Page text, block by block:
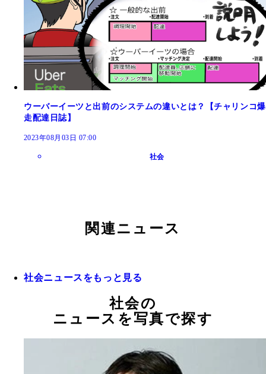
ウーバーイーツと出前のシステムの違いとは？【チャリンコ爆
走配達日誌】
2023年08月03日 07:00
社会
関連ニュース
社会ニュースをもっと見る
社会の
ニュースを写真で探す